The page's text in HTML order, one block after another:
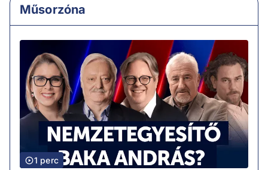
Műsorzóna
1 perc